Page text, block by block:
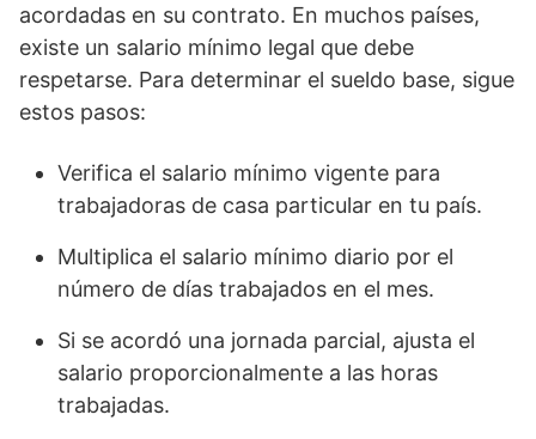
acordadas en su contrato. En muchos países,
existe un salario mínimo legal que debe
respetarse. Para determinar el sueldo base, sigue
estos pasos:
Verifica el salario mínimo vigente para
trabajadoras de casa particular en tu país.
Multiplica el salario mínimo diario por el
número de días trabajados en el mes.
Si se acordó una jornada parcial, ajusta el
salario proporcionalmente a las horas
trabajadas.